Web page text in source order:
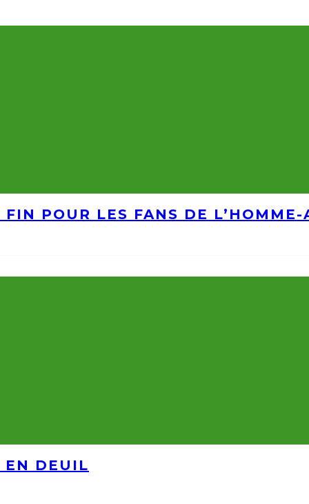
POUR LES FANS DE L’HOMME-
EN DEUIL